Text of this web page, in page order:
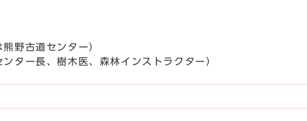
野古道センター）
ー長、樹木医、森林インストラクター）